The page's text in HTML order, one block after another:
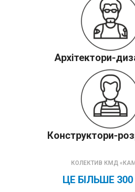
Архітектори-
Конструктори-
КОЛЕКТИВ КМД
ЦЕ БІЛЬШЕ 300